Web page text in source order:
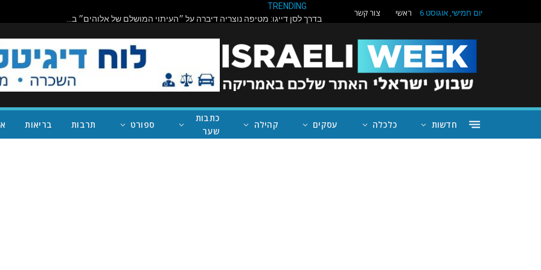
יום חמישי, אוגוסט 6 ראשי צור קשר TRENDING
חדשות כלכלה עסקים קהילה
כתבות
שער
ספורט תרבות בריאות